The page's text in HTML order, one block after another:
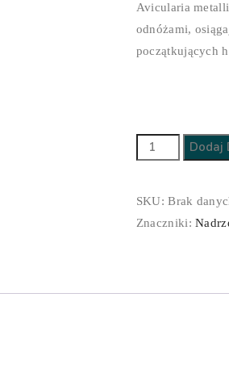
Avicularia
odnóżami,
początkujących
ilość
Dodaj
SKU:Brak
Znaczniki: